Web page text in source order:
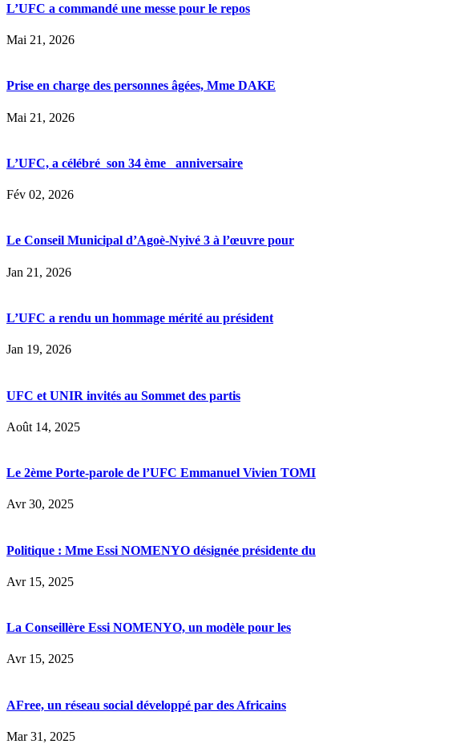
L’UFC a commandé une messe pour le repos
Mai 21, 2026
Prise en charge des personnes âgées, Mme DAKE
Mai 21, 2026
L’UFC, a célébré son 34 ème anniversaire
Fév 02, 2026
Le Conseil Municipal d’Agoè-Nyivé 3 à l’œuvre pour
Jan 21, 2026
L’UFC a rendu un hommage mérité au président
Jan 19, 2026
UFC et UNIR invités au Sommet des partis
Août 14, 2025
Le 2ème Porte-parole de l’UFC Emmanuel Vivien TOMI
Avr 30, 2025
Politique : Mme Essi NOMENYO désignée présidente du
Avr 15, 2025
La Conseillère Essi NOMENYO, un modèle pour les
Avr 15, 2025
AFree, un réseau social développé par des Africains
Mar 31, 2025